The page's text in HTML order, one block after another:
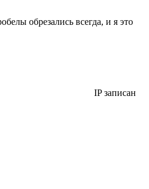
обрезались всегда, и я это
IP записан